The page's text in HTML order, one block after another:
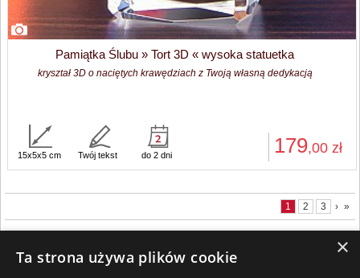
Pamiątka Ślubu » Tort 3D « wysoka statuetka
kryształ 3D o naciętych krawędziach z Twoją własną dedykacją
179,00 zł
15x5x5 cm Twój tekst do 2 dni
1 2 3 › »
×
Ta strona używa plików cookie